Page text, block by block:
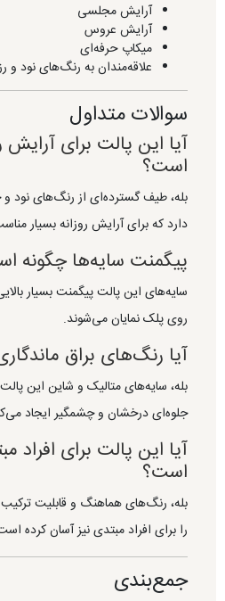
آرایش مجلسی
آرایش عروس
میکاپ حرفه‌ای
علاقه‌مندان به رنگ‌های نود و
سوالات متداول
آیا این پالت برای آرایش
است؟
بله، طیف گسترده‌ای از رنگ‌های نود
دارد که برای آرایش روزانه بسیار
پیگمنت سایه‌ها چگونه
سایه‌های این پالت پیگمنت بسیار
روی پلک نمایان می‌شوند.
آیا رنگ‌های براق
بله، سایه‌های متالیک و شاین این
جلوه‌ای درخشان و چشمگیر ایجاد
آیا این پالت برای افراد
است؟
بله، رنگ‌های هماهنگ و قابلیت ترکیب
را برای افراد مبتدی نیز آسان کرده
جمع‌بندی